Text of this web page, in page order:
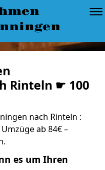
Rinteln ☛ 100
nach Rinteln :
ab 84€ –
es um Ihren